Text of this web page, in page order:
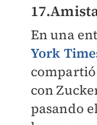
En una
York
con
pasando